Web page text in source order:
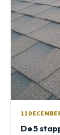
11
De 5